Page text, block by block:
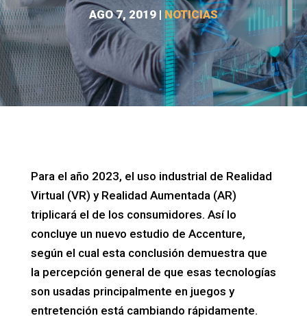
AGO 7, 2019 | NOTICIAS
Para el año 2023, el uso industrial de Realidad
Virtual (VR) y Realidad Aumentada (AR)
triplicará el de los consumidores. Así lo
concluye un nuevo estudio de Accenture,
según el cual esta conclusión demuestra que
la percepción general de que esas tecnologías
son usadas principalmente en juegos y
entretención está cambiando rápidamente.